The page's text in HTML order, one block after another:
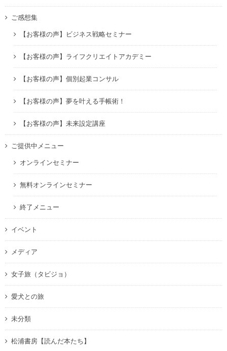
ご感想集
【お客様の声】ビジネス戦略セミナー
【お客様の声】ライフクリエイトアカデミー
【お客様の声】個別起業コンサル
【お客様の声】夢を叶える手帳術！
【お客様の声】未来設定講座
ご提供中メニュー
オンラインセミナー
無料オンラインセミナー
終了メニュー
イベント
メディア
女子旅（タビジョ）
愛犬との旅
未分類
松浦書房【読んだ本たち】